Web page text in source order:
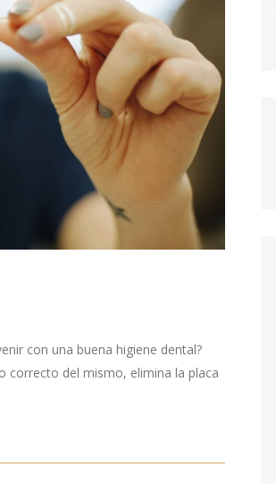
con una buena higiene dental?
correcto del mismo, elimina la placa